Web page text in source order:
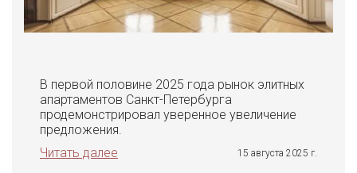
В первой половине 2025 года рынок элитных
апартаментов Санкт-Петербурга
продемонстрировал уверенное увеличение
предложения.
Читать далее
15 августа 2025 г.